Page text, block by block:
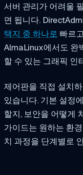
서버 관리가 어려울
면 됩니다.
택지 중 하나로 빠르
AlmaLinux에서도 완
할 수 있는 그래픽 인
제어판을 직접 설치
있습니다. 기본 설정
할지, 보안을 어떻게
가이드는 원하는 환
치 과정을 단계별로